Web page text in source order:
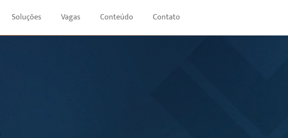
Soluções Vagas Conteúdo Contato